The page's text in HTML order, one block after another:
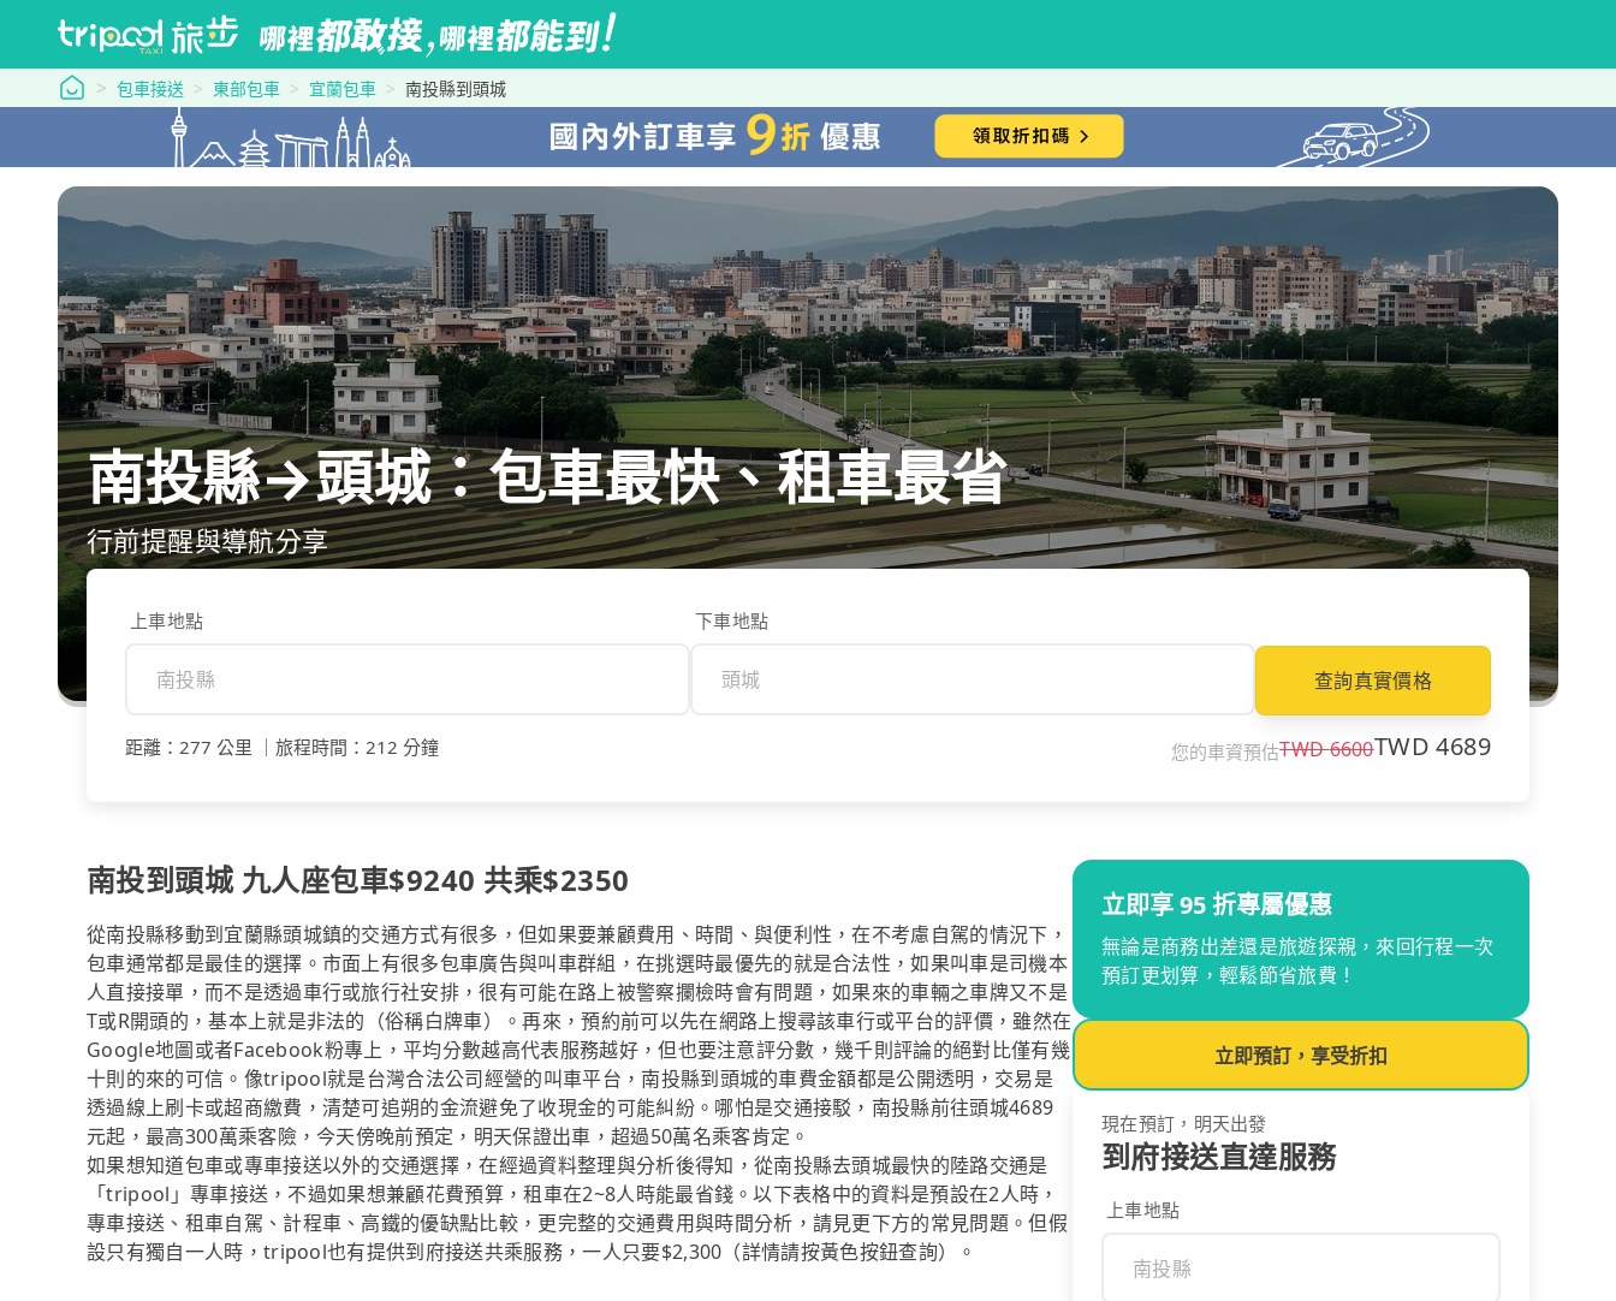
tripool 旅步
包車接送 東部包車 宜蘭包車 南投縣到頭城
南投縣→頭城：包車最快、租車最省
行前提醒與導航分享
上車地點 下車地點
查詢真實價格
距離 ： 277 公里 旅程時間 ： 212 分鐘 您的車資預估TWD6600TWD4689
南投到頭城 九人座包車$9240 共乘$2350
從南投縣移動到宜蘭縣頭城鎮的交通方式有很多，但如果要兼顧費用、時間、與便利性，在不考慮自駕的情況下，
包車通常都是最佳的選擇。市面上有很多包車廣告與叫車群組，在挑選時最優先的就是合法性，如果叫車是司機本
人直接接單，而不是透過車行或旅行社安排，很有可能在路上被警察攔檢時會有問題，如果來的車輛之車牌又不是
T或R開頭的，基本上就是非法的（俗稱白牌車）。再來，預約前可以先在網路上搜尋該車行或平台的評價，雖然在
Google地圖或者Facebook粉專上，平均分數越高代表服務越好，但也要注意評分數，幾千則評論的絕對比僅有幾
十則的來的可信。像tripool就是台灣合法公司經營的叫車平台，南投縣到頭城的車費金額都是公開透明，交易是
透過線上刷卡或超商繳費，清楚可追朔的金流避免了收現金的可能糾紛。哪怕是交通接駁，南投縣前往頭城4689
元起，最高300萬乘客險，今天傍晚前預定，明天保證出車，超過50萬名乘客肯定。
如果想知道包車或專車接送以外的交通選擇，在經過資料整理與分析後得知，從南投縣去頭城最快的陸路交通是
「tripool」專車接送，不過如果想兼顧花費預算，租車在2~8人時能最省錢。以下表格中的資料是預設在2人時，
專車接送、租車自駕、計程車、高鐵的優缺點比較，更完整的交通費用與時間分析，請見更下方的常見問題。但假
設只有獨自一人時，tripool也有提供到府接送共乘服務，一人只要$2,300（詳情請按黃色按鈕查詢）。
立即享 95 折專屬優惠
無論是商務出差還是旅遊探親，來回行程一次
預訂更划算，輕鬆節省旅費！
立即預訂，享受折扣
現在預訂，明天出發
到府接送直達服務
上車地點